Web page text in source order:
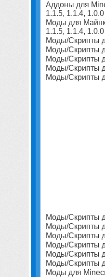
Аддоны для
1.1.5, 1.1.4, 1.0.0
Моды для
1.1.5, 1.1.4, 1.0.0
Моды/Скрипты
Моды/Скрипты
Моды/Скрипты
Моды/Скрипты
Моды/Скрипты
Моды/Скрипты
Моды/Скрипты
Моды/Скрипты
Моды/Скрипты
Моды/Скрипты
Моды/Скрипты
Моды для